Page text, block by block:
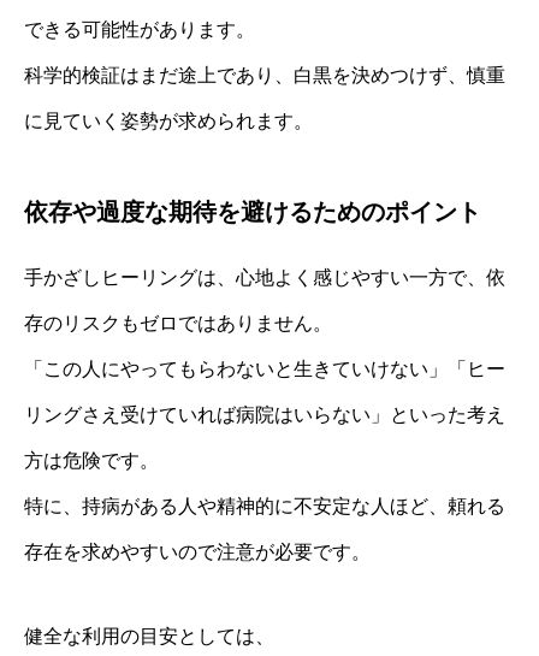
できる可能性があります。
科学的検証はまだ途上であり、白黒を決めつけず、慎重
に見ていく姿勢が求められます。
依存や過度な期待を避けるためのポイント
手かざしヒーリングは、心地よく感じやすい一方で、依
存のリスクもゼロではありません。
「この人にやってもらわないと生きていけない」「ヒー
リングさえ受けていれば病院はいらない」といった考え
方は危険です。
特に、持病がある人や精神的に不安定な人ほど、頼れる
存在を求めやすいので注意が必要です。
健全な利用の目安としては、